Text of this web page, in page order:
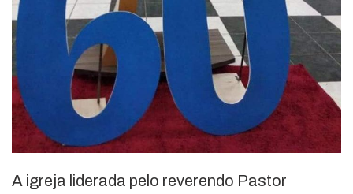
A igreja liderada pelo reverendo Pastor